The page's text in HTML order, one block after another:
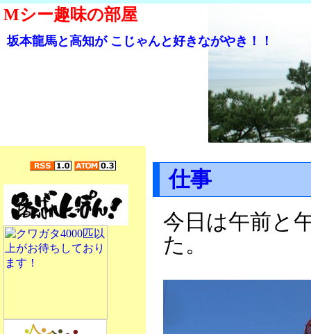
Mシー趣味の部屋
坂本龍馬と高知が こじゃんと好きながやき！！
仕事
今日は午前と
た。